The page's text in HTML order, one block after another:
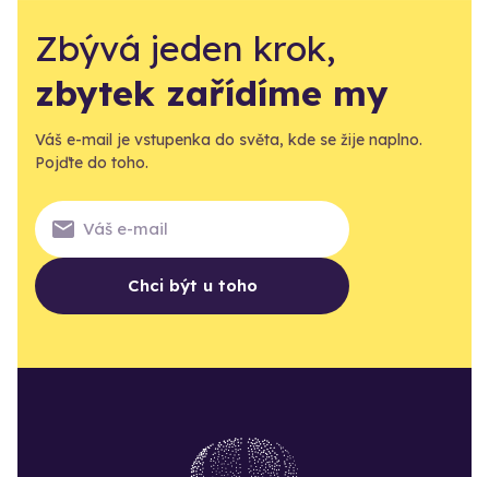
Zbývá jeden krok,
zbytek zařídíme my
Váš e-mail je vstupenka do světa, kde se žije naplno.
Pojďte do toho.
Chci být u toho